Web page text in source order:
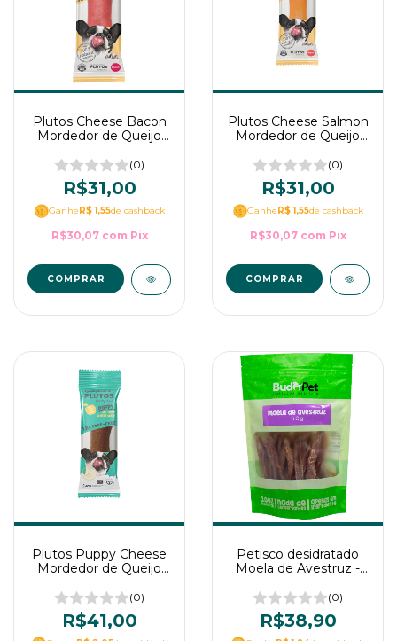
Plutos Cheese Bacon
Mordedor de Queijo
(0)
R$31,00
GanheR$ 1,55de cashback
R$30,07 com Pix
COMPRAR
Plutos Cheese Salmon
Mordedor de Queijo
(0)
R$31,00
GanheR$ 1,55de cashback
R$30,07 com Pix
COMPRAR
Plutos Puppy Cheese
Mordedor de Queijo
Krill 60g (0)
R$41,00
Petisco desidratado
Moela de Avestruz -
(0)
R$38,90